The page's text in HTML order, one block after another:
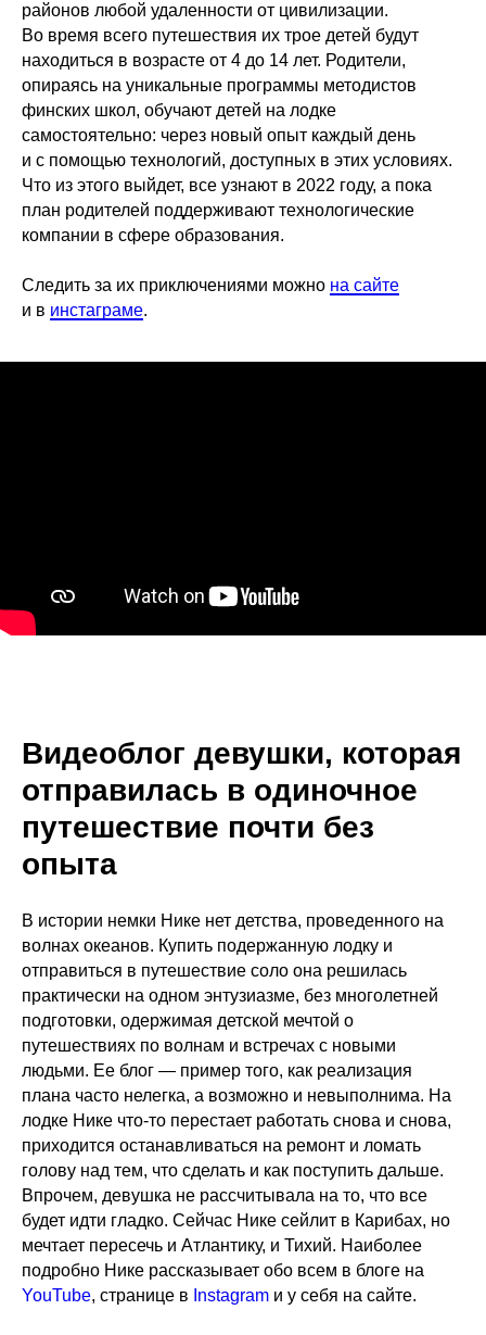
районов любой удаленности от цивилизации.
Во время всего путешествия их трое детей будут
находиться в возрасте от 4 до 14 лет. Родители,
опираясь на уникальные программы методистов
финских школ, обучают детей на лодке
самостоятельно: через новый опыт каждый день
и с помощью технологий, доступных в этих условиях.
Что из этого выйдет, все узнают в 2022 году, а пока
план родителей поддерживают технологические
компании в сфере образования.
Следить за их приключениями можно на сайте
и в инстаграме.
Видеоблог девушки, которая
отправилась в одиночное
путешествие почти без
опыта
В истории немки Нике нет детства, проведенного на
волнах океанов. Купить подержанную лодку и
отправиться в путешествие соло она решилась
практически на одном энтузиазме, без многолетней
подготовки, одержимая детской мечтой о
путешествиях по волнам и встречах с новыми
людьми. Ее блог — пример того, как реализация
плана часто нелегка, а возможно и невыполнима. На
лодке Нике что-то перестает работать снова и снова,
приходится останавливаться на ремонт и ломать
голову над тем, что сделать и как поступить дальше.
Впрочем, девушка не рассчитывала на то, что все
будет идти гладко. Сейчас Нике сейлит в Карибах, но
мечтает пересечь и Атлантику, и Тихий. Наиболее
подробно Нике рассказывает обо всем в блоге на
YouTube, странице в Instagram и у себя на сайте.